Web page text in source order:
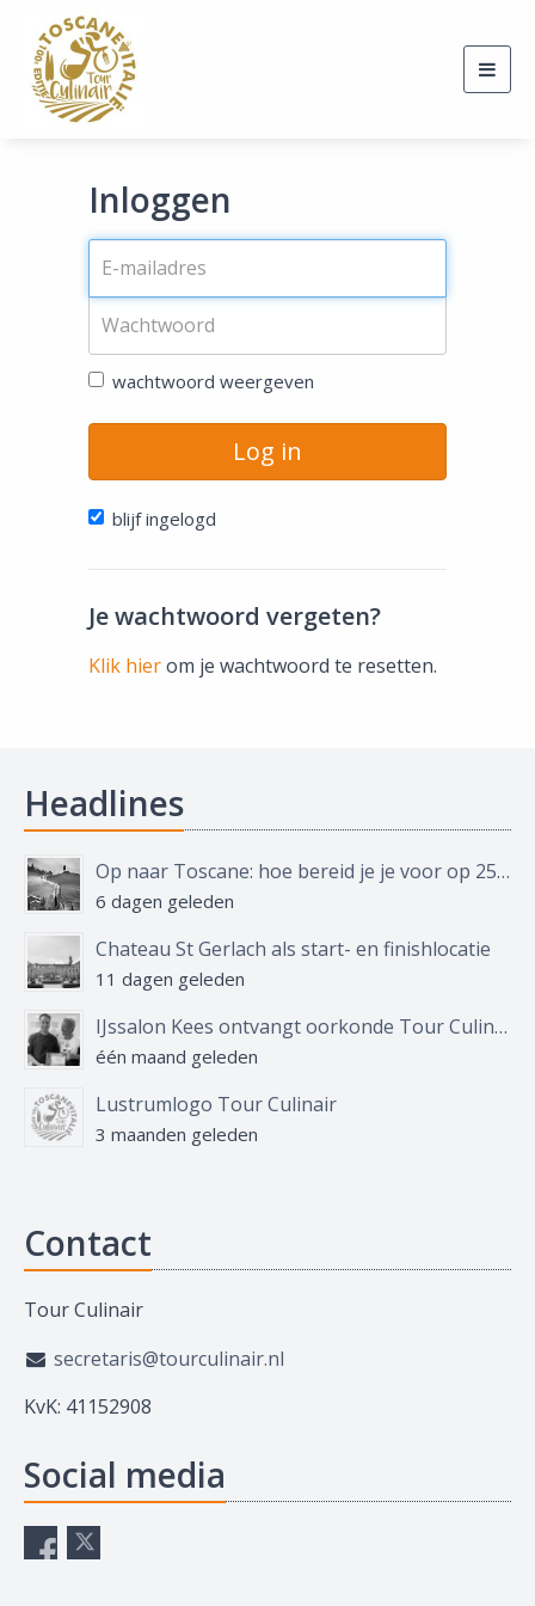
Inloggen
wachtwoord weergeven
Log in
blijf ingelogd
Je wachtwoord vergeten?
Klik hierom je wachtwoord te resetten.
Headlines
Op naar Toscane: hoe bereid je je voor op 250 kilometer, 4.000 hoogtemeters en een goed glas wijn?
6 dagen geleden
Chateau St Gerlach als start- en finishlocatie
11 dagen geleden
IJssalon Kees ontvangt oorkonde Tour Culinair
één maand geleden
Lustrumlogo Tour Culinair
3 maanden geleden
Contact
Tour Culinair
secretaris@tourculinair.nl
KvK: 41152908
Social media